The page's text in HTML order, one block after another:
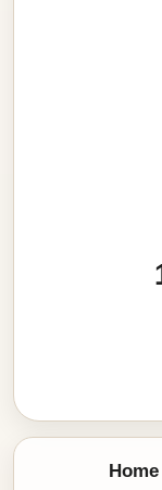
Home